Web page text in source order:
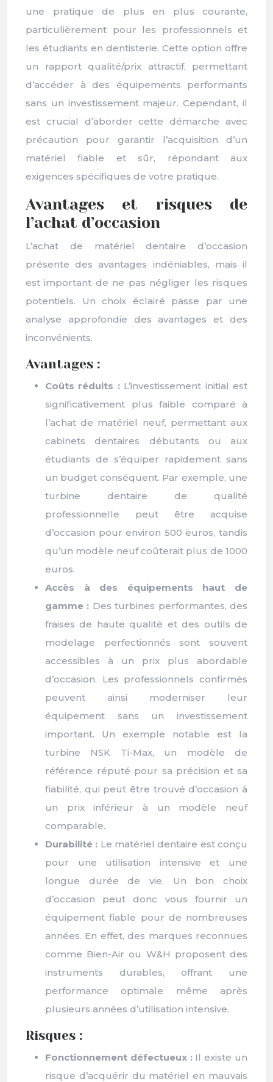
une pratique de plus en plus courante,
particulièrement pour les professionnels et
les étudiants en dentisterie. Cette option offre
un rapport qualité/prix attractif, permettant
d’accéder à des équipements performants
sans un investissement majeur. Cependant, il
est crucial d’aborder cette démarche avec
précaution pour garantir l’acquisition d’un
matériel fiable et sûr, répondant aux
exigences spécifiques de votre pratique.
Avantages et risques de
l’achat d’occasion
L’achat de matériel dentaire d’occasion
présente des avantages indéniables, mais il
est important de ne pas négliger les risques
potentiels. Un choix éclairé passe par une
analyse approfondie des avantages et des
inconvénients.
Avantages :
Coûts réduits : L’investissement initial est
significativement plus faible comparé à
l’achat de matériel neuf, permettant aux
cabinets dentaires débutants ou aux
étudiants de s’équiper rapidement sans
un budget conséquent. Par exemple, une
turbine dentaire de qualité
professionnelle peut être acquise
d’occasion pour environ 500 euros, tandis
qu’un modèle neuf coûterait plus de 1000
euros.
Accès à des équipements haut de
gamme : Des turbines performantes, des
fraises de haute qualité et des outils de
modelage perfectionnés sont souvent
accessibles à un prix plus abordable
d’occasion. Les professionnels confirmés
peuvent ainsi moderniser leur
équipement sans un investissement
important. Un exemple notable est la
turbine NSK Ti-Max, un modèle de
référence réputé pour sa précision et sa
fiabilité, qui peut être trouvé d’occasion à
un prix inférieur à un modèle neuf
comparable.
Durabilité : Le matériel dentaire est conçu
pour une utilisation intensive et une
longue durée de vie. Un bon choix
d’occasion peut donc vous fournir un
équipement fiable pour de nombreuses
années. En effet, des marques reconnues
comme Bien-Air ou W&H proposent des
instruments durables, offrant une
performance optimale même après
plusieurs années d’utilisation intensive.
Risques :
Fonctionnement défectueux : Il existe un
risque d’acquérir du matériel en mauvais